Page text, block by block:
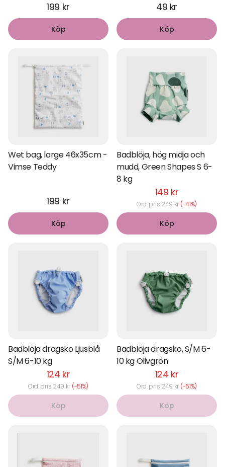
199 kr
Köp
49 kr
Köp
Wet bag, large 46x35cm -
Vimse Teddy
199 kr
Köp
Badblöja, hög midja och
mudd, Green Shapes S 6-
8 kg
149 kr
Ord. pris 249 kr (-41%)
Köp
Badblöja dragsko Ljusblå
S/M 6-10 kg
124 kr
Ord. pris 249 kr (-51%)
Köp
Badblöja dragsko, S/M 6-
10 kg Olivgrön
124 kr
Ord. pris 249 kr (-51%)
Köp